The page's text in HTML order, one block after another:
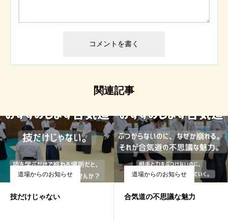
関連記事
道場からのお知らせ
技だけじゃない
道場からのお知らせ
合気道の不思議な魅力